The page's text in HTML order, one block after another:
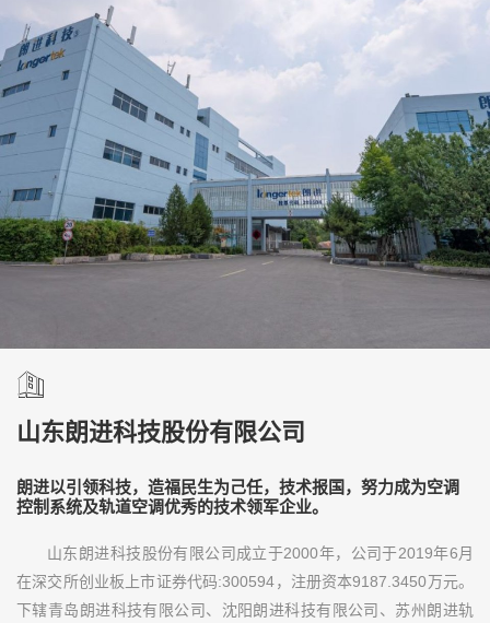
山东朗进科技股份有限公司
朗进以引领科技，造福民生为己任，技术报国，努力成为空调
控制系统及轨道空调优秀的技术领军企业。
山东朗进科技股份有限公司成立于2000年，公司于2019年6月
在深交所创业板上市证券代码:300594，注册资本9187.3450万元。
下辖青岛朗进科技有限公司、沈阳朗进科技有限公司、苏州朗进轨